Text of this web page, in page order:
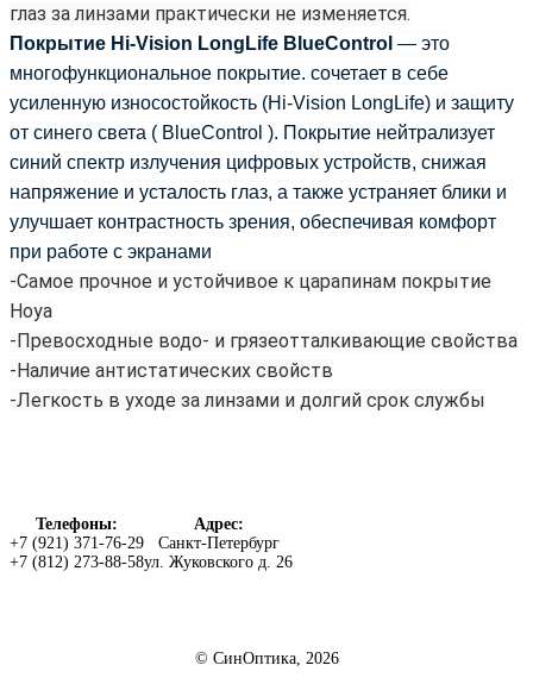
глаз за линзами практически не изменяется.
Покрытие Hi-Vision LongLife BlueControl — это
многофункциональное покрытие. сочетает в себе
усиленную износостойкость (Hi-Vision LongLife) и защиту
от синего света ( BlueControl ). Покрытие нейтрализует
синий спектр излучения цифровых устройств, снижая
напряжение и усталость глаз, а также устраняет блики и
улучшает контрастность зрения, обеспечивая комфорт
при работе с экранами
-Самое прочное и устойчивое к царапинам покрытие
Hoya
-Превосходные водо- и грязеотталкивающие свойства
-Наличие антистатических свойств
-Легкость в уходе за линзами и долгий срок службы
Телефоны:
+7 (921) 371-76-29
+7 (812) 273-88-58
Адрес:
Санкт-Петербург
ул. Жуковского д. 26
© СинОптика, 2026